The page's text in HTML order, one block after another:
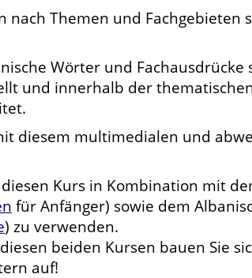
nach Themen und
Wörter und
und innerhalb der
diesem multimedialen und
Kurs in Kombination mit
für Anfänger) sowie dem
) zu verwenden.
beiden Kursen bauen Sie
auf!